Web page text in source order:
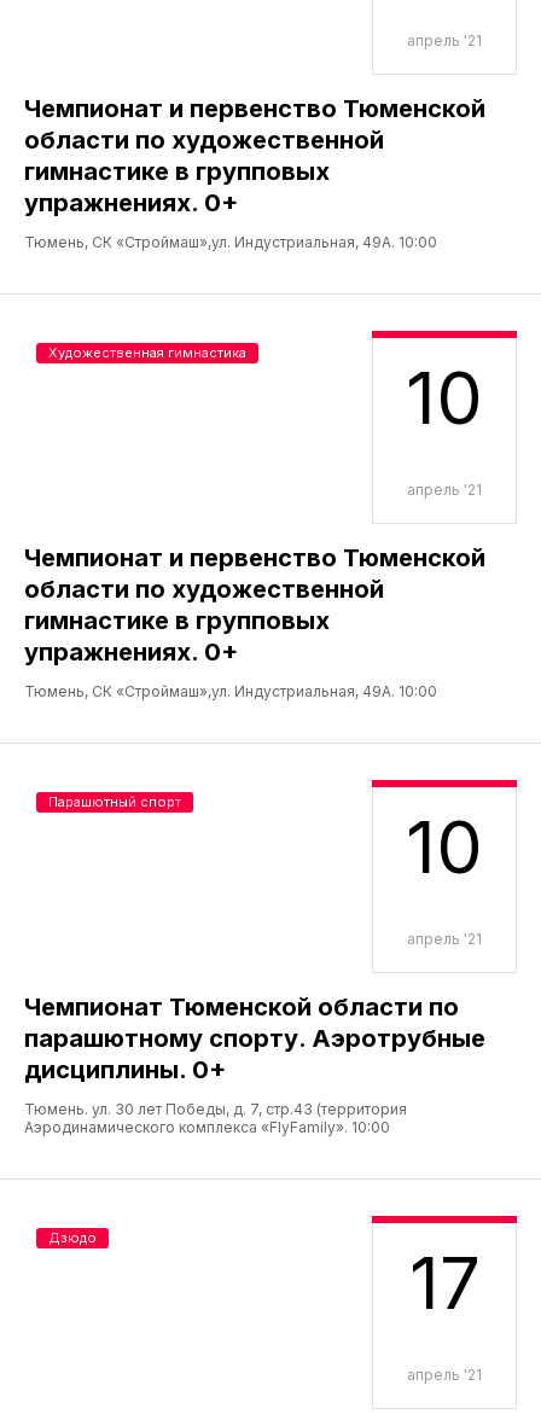
апрель '21
Чемпионат и первенство Тюменской
области по художественной
гимнастике в групповых
упражнениях. 0+
Тюмень, СК «Строймаш»,ул. Индустриальная, 49А. 10:00
10
апрель '21
Чемпионат и первенство Тюменской
области по художественной
гимнастике в групповых
упражнениях. 0+
Тюмень, СК «Строймаш»,ул. Индустриальная, 49А. 10:00
Художественная гимнастика
10
апрель '21
Чемпионат Тюменской области по
парашютному спорту. Аэротрубные
дисциплины. 0+
Тюмень. ул. 30 лет Победы, д. 7, стр.43 (территория
Аэродинамического комплекса «FlyFamily». 10:00
Парашютный спорт
17
апрель '21
Дзюдо